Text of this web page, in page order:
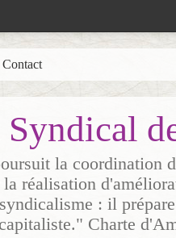
la coordination
réalisation
: il
Charte
Contact